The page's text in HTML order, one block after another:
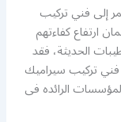
إلى فني تركيب
ارتفاع كفاءتهم
الحديثة، فقد
فني تركيب سيراميك
الرائده فى